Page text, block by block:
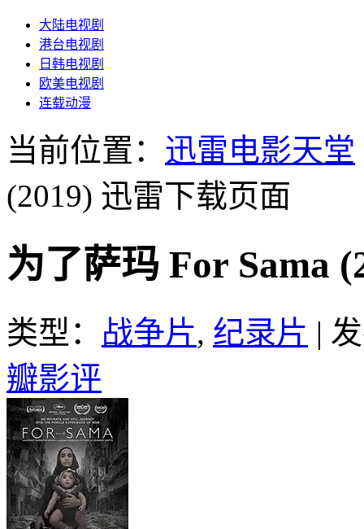
大陆电视剧
港台电视剧
日韩电视剧
欧美电视剧
连载动漫
当前位置： 迅雷电影天堂
(2019) 迅雷下载页面
为了萨玛 For Sama
类型： 战争片, 纪录片 |
瓣影评